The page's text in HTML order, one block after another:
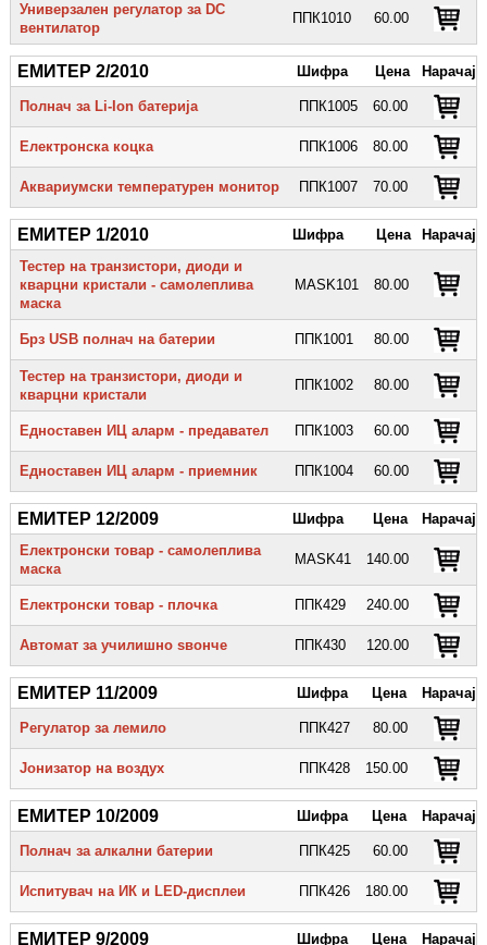
Универзален регулатор за DC
вентилатор
ППК1010 60.00
ЕМИТЕР 2/2010 Шифра Цена Нарачај
Полнач за Li-Ion батерија ППК1005 60.00
Електронска коцка ППК1006 80.00
Аквариумски температурен монитор ППК1007 70.00
ЕМИТЕР 1/2010 Шифра Цена
Нарачај
Тестер на транзистори, диоди и
кварцни кристали - самолеплива
маска
MASK101 80.00
Брз USB полнач на батерии ППК1001 80.00
Тестер на транзистори, диоди и
кварцни кристали
ППК1002 80.00
Едноставен ИЦ аларм - предавател ППК1003 60.00
Едноставен ИЦ аларм - приемник ППК1004 60.00
ЕМИТЕР 12/2009 Шифра Цена
Нарачај
Електронски товар - самолеплива
маска
MASK41 140.00
Електронски товар - плочка ППК429 240.00
Автомат за училишно ѕвонче ППК430 120.00
ЕМИТЕР 11/2009 Шифра Цена Нарачај
Регулатор за лемило ППК427 80.00
Јонизатор на воздух ППК428 150.00
ЕМИТЕР 10/2009 Шифра Цена Нарачај
Полнач за алкални батерии ППК425 60.00
Испитувач на ИК и LED-дисплеи ППК426 180.00
ЕМИТЕР 9/2009 Шифра Цена Нарачај